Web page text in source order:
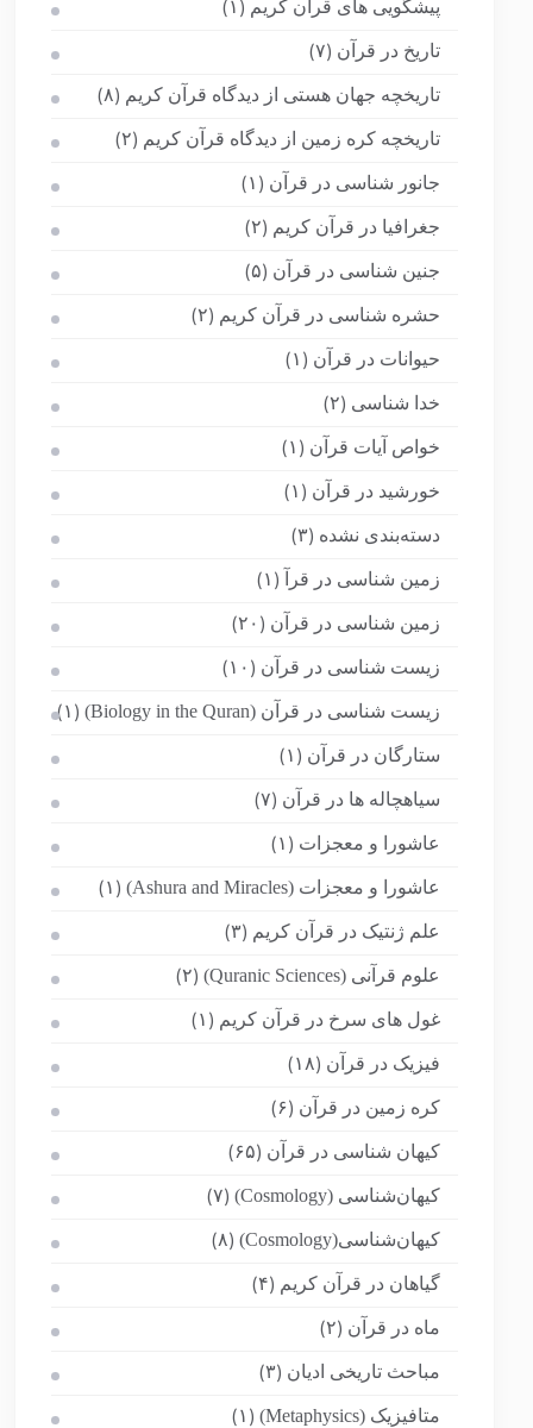
پیشگویی های قرآن کریم (۱)
تاریخ در قرآن (۷)
تاریخچه جهان هستی از دیدگاه قرآن کریم (۸)
تاریخچه کره زمین از دیدگاه قرآن کریم (۲)
جانور شناسی در قرآن (۱)
جغرافیا در قرآن کریم (۲)
جنین شناسی در قرآن (۵)
حشره شناسی در قرآن کریم (۲)
حیوانات در قرآن (۱)
خدا شناسی (۲)
خواص آیات قرآن (۱)
خورشید در قرآن (۱)
دسته‌بندی نشده (۳)
زمین شناسی در قرآ (۱)
زمین شناسی در قرآن (۲۰)
زیست شناسی در قرآن (۱۰)
زیست شناسی در قرآن (Biology in the Quran) (۱)
ستارگان در قرآن (۱)
سیاهچاله ها در قرآن (۷)
عاشورا و معجزات (۱)
عاشورا و معجزات (Ashura and Miracles) (۱)
علم ژنتیک در قرآن کریم (۳)
علوم قرآنی (Quranic Sciences) (۲)
غول های سرخ در قرآن کریم (۱)
فیزیک در قرآن (۱۸)
کره زمین در قرآن (۶)
کیهان شناسی در قرآن (۶۵)
کیهان‌شناسی (Cosmology) (۷)
کیهان‌شناسی(Cosmology) (۸)
گیاهان در قرآن کریم (۴)
ماه در قرآن (۲)
مباحث تاریخی ادیان (۳)
متافیزیک (Metaphysics) (۱)